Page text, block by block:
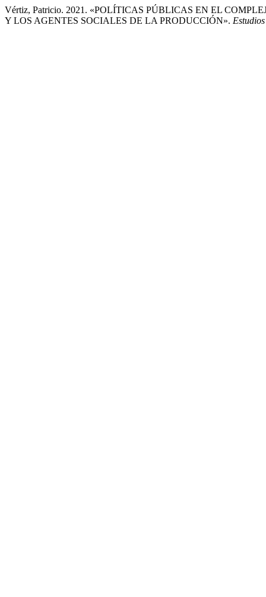
Vértiz, Patricio. 2021. «POLÍTICAS PÚBLICAS EN EL
Y LOS AGENTES SOCIALES DE LA PRODUCCIÓN».